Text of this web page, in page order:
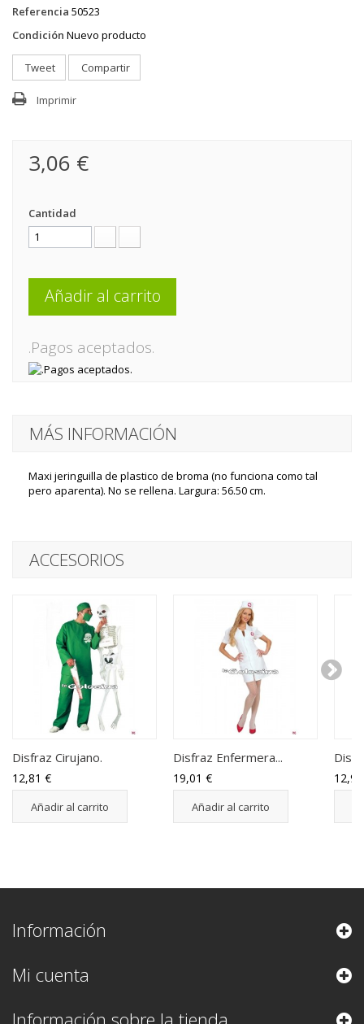
Referencia 50523
Condición Nuevo producto
Tweet Compartir
Imprimir
3,06 €
Cantidad
Añadir al carrito
.Pagos aceptados.
MÁS INFORMACIÓN
Maxi jeringuilla de plastico de broma (no funciona como tal
pero aparenta). No se rellena. Largura: 56.50 cm.
ACCESORIOS
Disfraz Cirujano.
12,81 €
Añadir al carrito
Disfraz Enfermera...
19,01 €
Añadir al carrito
Información
Mi cuenta
Información sobre la tienda